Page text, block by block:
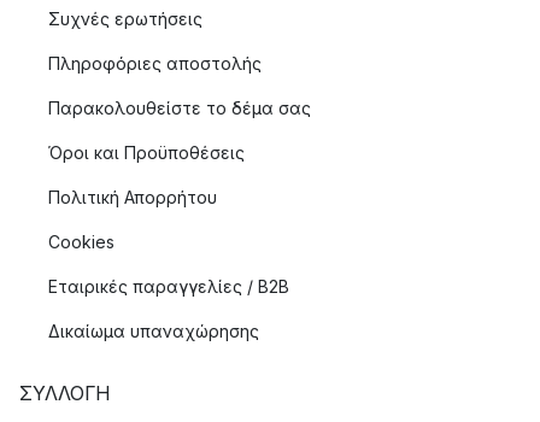
Συχνές ερωτήσεις
Πληροφόριες αποστολής
Παρακολουθείστε το δέμα σας
Όροι και Προϋποθέσεις
Πολιτική Απορρήτου
Cookies
Εταιρικές παραγγελίες / B2B
Δικαίωμα υπαναχώρησης
ΣΥΛΛΟΓΉ